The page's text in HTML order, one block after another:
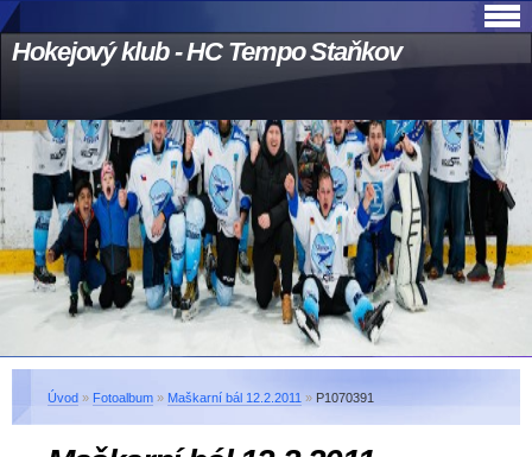
Hokejový klub - HC Tempo Staňkov
Úvod » Fotoalbum » Maškarní bál 12.2.2011 » P1070391